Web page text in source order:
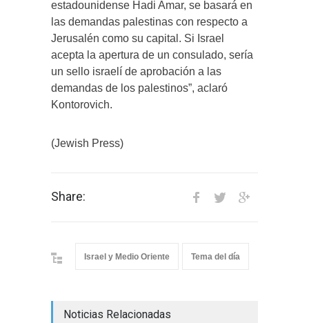
estadounidense Hadi Amar, se basará en
las demandas palestinas con respecto a
Jerusalén como su capital. Si Israel
acepta la apertura de un consulado, sería
un sello israelí de aprobación a las
demandas de los palestinos”, aclaró
Kontorovich.
(Jewish Press)
Share:
Israel y Medio Oriente Tema del día
Noticias Relacionadas